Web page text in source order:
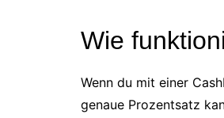
Wie
Wenn du mit einer
genaue Prozentsatz